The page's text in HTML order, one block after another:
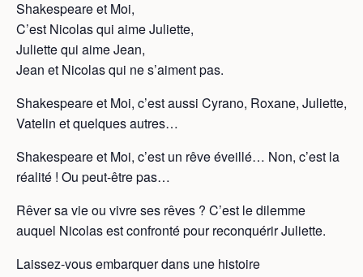
Shakespeare et Moi,
C’est Nicolas qui aime Juliette,
Juliette qui aime Jean,
Jean et Nicolas qui ne s’aiment pas.
Shakespeare et Moi, c’est aussi Cyrano, Roxane, Juliette,
Vatelin et quelques autres…
Shakespeare et Moi, c’est un rêve éveillé… Non, c’est la
réalité ! Ou peut-être pas…
Rêver sa vie ou vivre ses rêves ? C’est le dilemme
auquel Nicolas est confronté pour reconquérir Juliette.
Laissez-vous embarquer dans une histoire